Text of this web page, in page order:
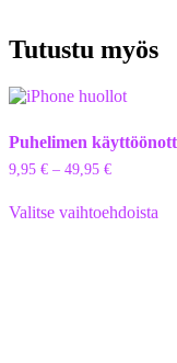
Tutustu myös
Puhelimen
9,95 € – 49,95 €
Valitse vaihtoehdoista